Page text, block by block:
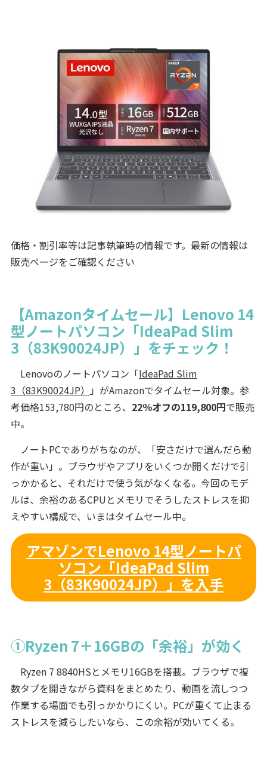
価格・割引率等は記事執筆時の情報です。最新の情報は
販売ページをご確認ください
【Amazonタイムセール】Lenovo 14
型ノートパソコン「IdeaPad Slim
3（83K90024JP）」をチェック！
Lenovoのノートパソコン「IdeaPad Slim
3（83K90024JP）
」がAmazonでタイムセール対象。参
考価格153,780円のところ、 22％オフの119,800円で販売
中。
ノートPCでありがちなのが、「安さだけで選んだら動
作が重い」。ブラウザやアプリをいくつか開くだけで引
っかかると、それだけで使う気がなくなる。今回のモデ
ルは、余裕のあるCPUとメモリでそうしたストレスを抑
えやすい構成で、いまはタイムセール中。
アマゾンでLenovo 14型ノートパ
ソコン「IdeaPad Slim
3（83K90024JP）」を入手
①Ryzen 7＋16GBの「余裕」が効く
Ryzen 7 8840HSとメモリ16GBを搭載。ブラウザで複
数タブを開きながら資料をまとめたり、動画を流しつつ
作業する場面でも引っかかりにくい。PCが重くて止まる
ストレスを減らしたいなら、この余裕が効いてくる。